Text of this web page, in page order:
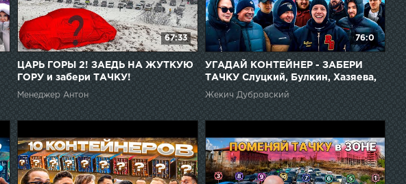
67:33
ЦАРЬ ГОРЫ 2! ЗАЕДЬ НА ЖУТКУЮ
ГОРУ и забери ТАЧКУ!
Менеджер Антон
76:0
УГАДАЙ КОНТЕЙНЕР - ЗАБЕРИ
ТАЧКУ Слуцкий, Булкин, Хазяева,
Макс из Читы, Супер Стас, Паша
Пэл
Жекич Дубровский